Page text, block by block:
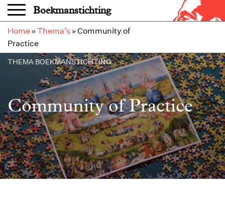
Overslaan en naar de inhoud gaan
Boekmanstichting
Home » Thema’s » Community of
Practice
THEMA BOEKMANSTICHTING
Community of Practice